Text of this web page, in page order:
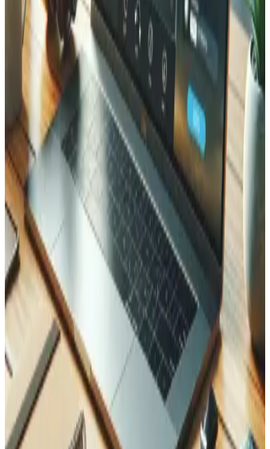
Résultats de performance
La plateforme reconstruite a atteint son objectif principal :
des temps de réponse inférieurs à 1 seconde sur toutes les
requêtes clés, même avec des jointures multi-tables
complexes et de grands volumes de données.
L'optimisation des requêtes, l'utilisation stratégique du
cache Eloquent de Laravel et la conception efficace des
index ont contribué à une amélioration 5x par rapport au
système existant. L'infrastructure d'hébergement
garantit 99,9 % de disponibilité avec sauvegardes
automatisées et surveillance proactive du serveur.
Dernière mise à jour
April 2026
Services associés
Découvrez d'autres services qui complètent ce projet.
Développement et Configuration
Développement d'applications web sur mesure avec
Laravel, React et Vue.js à Martigny, Valais. Solutions full-
stack pour entreprises suisses — e-commerce, SaaS et
En savoir plus
Analyse de Données
Transformez vos données en insights exploitables avec
des tableaux de bord personnalisés, un suivi des KPI et des
solutions de business intelligence en Valais.